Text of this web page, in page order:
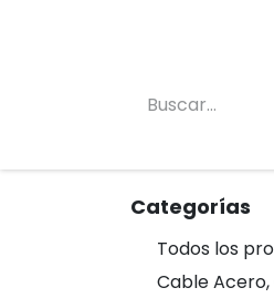
Categorías
Todos los
Cable Acero,